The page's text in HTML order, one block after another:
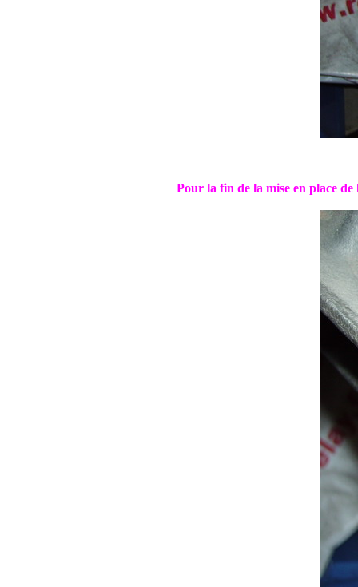
Pour la fin de la mise en place